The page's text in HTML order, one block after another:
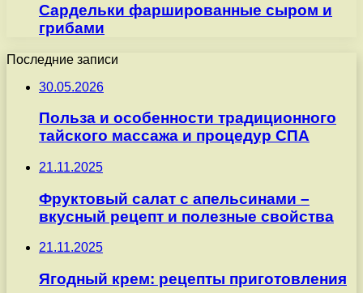
Сардельки фаршированные сыром и
грибами
Последние записи
30.05.2026
Польза и особенности традиционного
тайского массажа и процедур СПА
21.11.2025
Фруктовый салат с апельсинами –
вкусный рецепт и полезные свойства
21.11.2025
Ягодный крем: рецепты приготовления